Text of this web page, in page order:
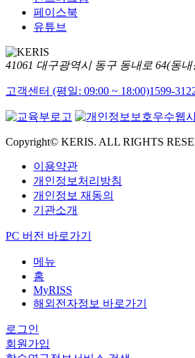
페이스북
유튜브
41061 대구광역시 동구 동내로 64(동내
고객센터 (평일: 09:00 ~ 18:00)1599-
Copyright© KERIS. ALL RIGHTS
이용약관
개인정보처리방침
개인정보 재동의
기관소개
PC 버전 바로가기
메뉴
홈
MyRISS
해외전자정보 바로가기
로그인
회원가입